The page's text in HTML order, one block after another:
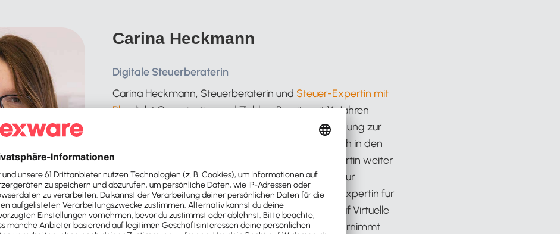
Carina Heckmann
Digitale Steuerberaterin
Carina Heckmann, Steuerberaterin und Steuer-Expertin mit
Blogliebt Organisation und Zahlen. Bereits mit 16 Jahren
startete sie ihre Karriere mit der klassischen Ausbildung zur
Steuerfachangestellten, bildete sich nebenberuflich in den
Bereichen Betriebswirtschaft und als Steuerfachwirtin weiter
und legte schließlich 2015 erfolgreich ihre Prüfung zur
Steuerberaterin ab. Seitdem startet sie online als Expertin für
Steuerrecht für Selbständige durch, spezialisiert auf Virtuelle
Assistentinnen, Coaches und Beraterinnen. Sie übernimmt